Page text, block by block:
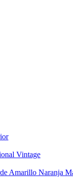
Vintage
Amarillo Naranja